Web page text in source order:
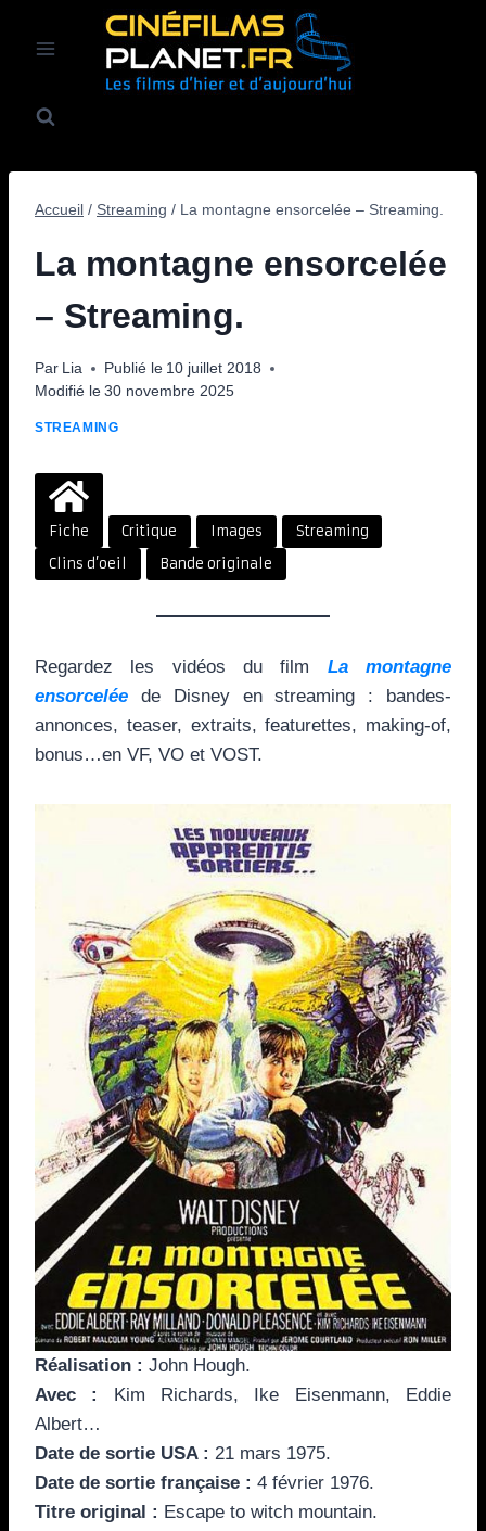
Accueil / Streaming / La montagne ensorcelée – Streaming.
La montagne ensorcelée
– Streaming.
Par Lia Publié le 10 juillet 2018
Modifié le 30 novembre 2025
STREAMING
Fiche Critique Images
Streaming
Clins d’oeil
Bande originale
Regardez les vidéos du film La montagne
ensorcelée
de Disney en streaming : bandes-
annonces, teaser, extraits, featurettes, making-of,
bonus…en VF, VO et VOST.
Réalisation : John Hough.
Avec :
Kim Richards, Ike Eisenmann, Eddie
Albert…
Date de sortie USA : 21 mars 1975.
Date de sortie française : 4 février 1976.
Titre original : Escape to witch mountain.